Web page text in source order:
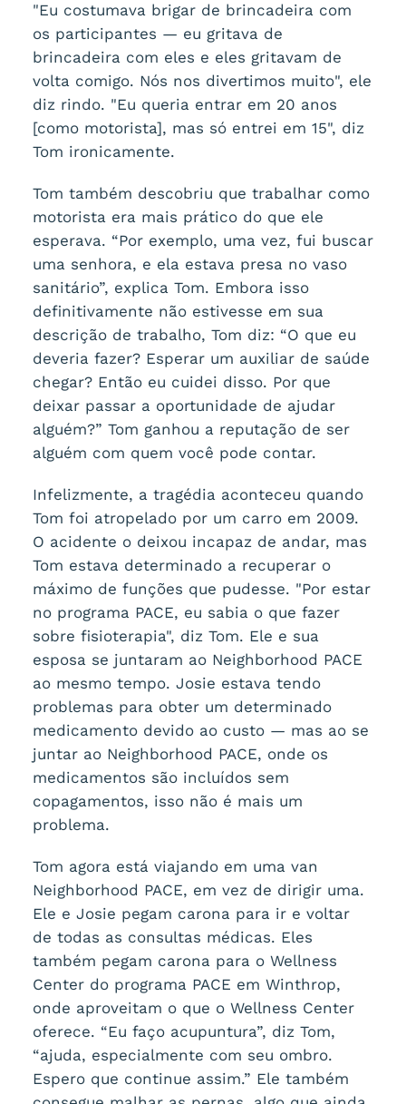
"Eu costumava brigar de brincadeira com
os participantes — eu gritava de
brincadeira com eles e eles gritavam de
volta comigo. Nós nos divertimos muito", ele
diz rindo. "Eu queria entrar em 20 anos
[como motorista], mas só entrei em 15", diz
Tom ironicamente.
Tom também descobriu que trabalhar como
motorista era mais prático do que ele
esperava. “Por exemplo, uma vez, fui buscar
uma senhora, e ela estava presa no vaso
sanitário”, explica Tom. Embora isso
definitivamente não estivesse em sua
descrição de trabalho, Tom diz: “O que eu
deveria fazer? Esperar um auxiliar de saúde
chegar? Então eu cuidei disso. Por que
deixar passar a oportunidade de ajudar
alguém?” Tom ganhou a reputação de ser
alguém com quem você pode contar.
Infelizmente, a tragédia aconteceu quando
Tom foi atropelado por um carro em 2009.
O acidente o deixou incapaz de andar, mas
Tom estava determinado a recuperar o
máximo de funções que pudesse. "Por estar
no programa PACE, eu sabia o que fazer
sobre fisioterapia", diz Tom. Ele e sua
esposa se juntaram ao Neighborhood PACE
ao mesmo tempo. Josie estava tendo
problemas para obter um determinado
medicamento devido ao custo — mas ao se
juntar ao Neighborhood PACE, onde os
medicamentos são incluídos sem
copagamentos, isso não é mais um
problema.
Tom agora está viajando em uma van
Neighborhood PACE, em vez de dirigir uma.
Ele e Josie pegam carona para ir e voltar
de todas as consultas médicas. Eles
também pegam carona para o Wellness
Center do programa PACE em Winthrop,
onde aproveitam o que o Wellness Center
oferece. “Eu faço acupuntura”, diz Tom,
“ajuda, especialmente com seu ombro.
Espero que continue assim.” Ele também